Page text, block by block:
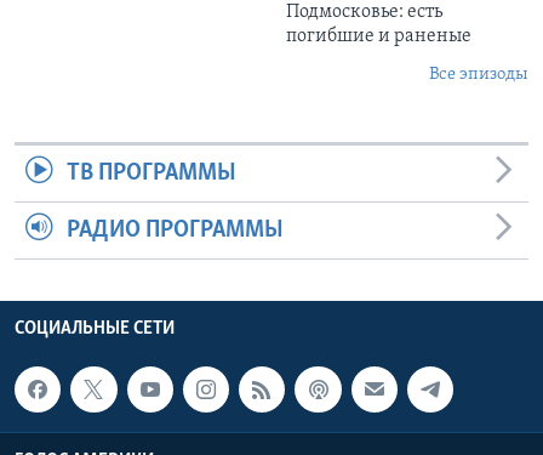
Подмосковье: есть
погибшие и раненые
Все эпизоды
ТВ ПРОГРАММЫ
РАДИО ПРОГРАММЫ
СОЦИАЛЬНЫЕ СЕТИ